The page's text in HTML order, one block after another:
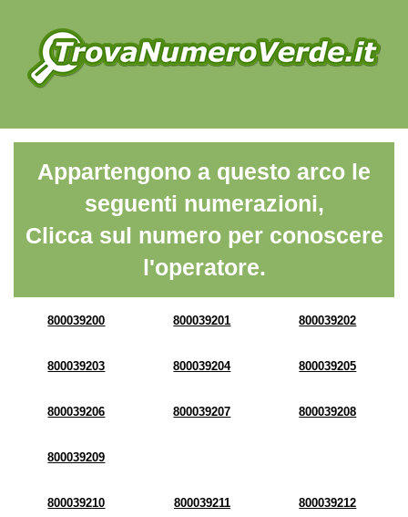
Appartengono a questo arco le
seguenti numerazioni,
Clicca sul numero per conoscere
l'operatore.
800039200 800039201 800039202
800039203 800039204 800039205
800039206 800039207 800039208
800039209
800039210 800039211 800039212